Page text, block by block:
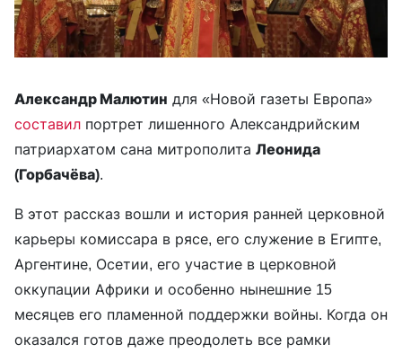
Александр Малютин для «Новой газеты Европа»
составил портрет лишенного Александрийским
патриархатом сана митрополита Леонида
(Горбачёва).
В этот рассказ вошли и история ранней церковной
карьеры комиссара в рясе, его служение в Египте,
Аргентине, Осетии, его участие в церковной
оккупации Африки и особенно нынешние 15
месяцев его пламенной поддержки войны. Когда он
оказался готов даже преодолеть все рамки